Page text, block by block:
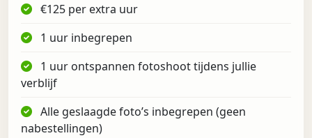
€125 per extra uur
1 uur inbegrepen
1 uur ontspannen fotoshoot tijdens jullie
verblijf
Alle geslaagde foto’s inbegrepen (geen
nabestellingen)